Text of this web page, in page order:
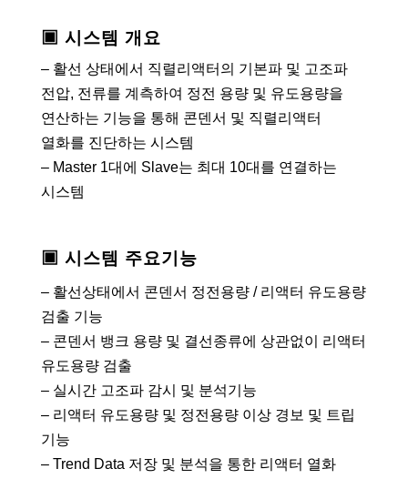
▣ 시스템 개요
– 활선 상태에서 직렬리액터의 기본파 및 고조파
전압, 전류를 계측하여 정전 용량 및 유도용량을
연산하는 기능을 통해 콘덴서 및 직렬리액터
열화를 진단하는 시스템
– Master 1대에 Slave는 최대 10대를 연결하는
시스템
▣ 시스템 주요기능
– 활선상태에서 콘덴서 정전용량 / 리액터 유도용량
검출 기능
– 콘덴서 뱅크 용량 및 결선종류에 상관없이 리액터
유도용량 검출
– 실시간 고조파 감시 및 분석기능
– 리액터 유도용량 및 정전용량 이상 경보 및 트립
기능
– Trend Data 저장 및 분석을 통한 리액터 열화